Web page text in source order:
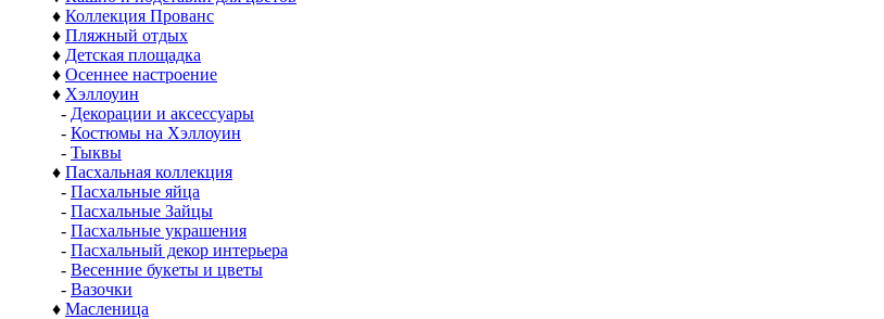
♦ Коллекция Прованс
♦ Пляжный отдых
♦ Детская площадка
♦ Осеннее настроение
♦ Хэллоуин
- Декорации и аксессуары
- Костюмы на Хэллоуин
- Тыквы
♦ Пасхальная коллекция
- Пасхальные яйца
- Пасхальные Зайцы
- Пасхальные украшения
- Пасхальный декор интерьера
- Весенние букеты и цветы
- Вазочки
♦ Масленица